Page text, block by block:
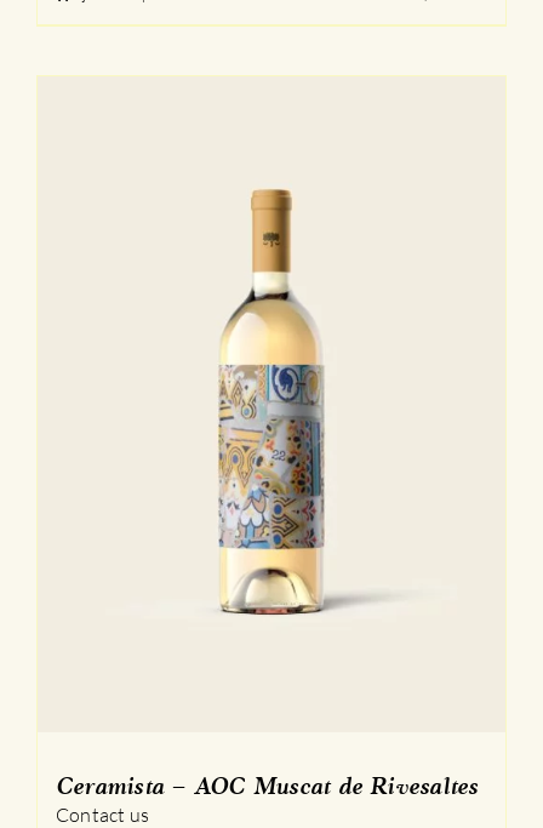
Ceramista – AOC Muscat de Rivesaltes
Contact us